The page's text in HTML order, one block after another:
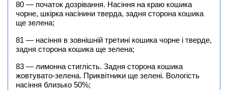
80 — початок дозрівання. Насіння на краю кошика
чорне, шкірка насінини тверда, задня сторона кошика
ще зелена;
81 — насіння в зовнішній третині кошика чорне і тверде,
задня сторона кошика ще зелена;
83 — лимонна стиглість. Задня сторона кошика
жовтувато-зелена. Приквітники ще зелені. Вологість
насіння близько 50%;